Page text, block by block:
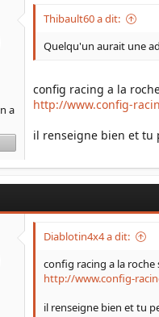
a
Thibault60 a dit:
Quelqu'un aurait une
config racing a la
http://www.config-
il renseigne bien et tu
Diablotin4x4 a dit:
config racing a la roche
http://www.config-
il renseigne bien et tu